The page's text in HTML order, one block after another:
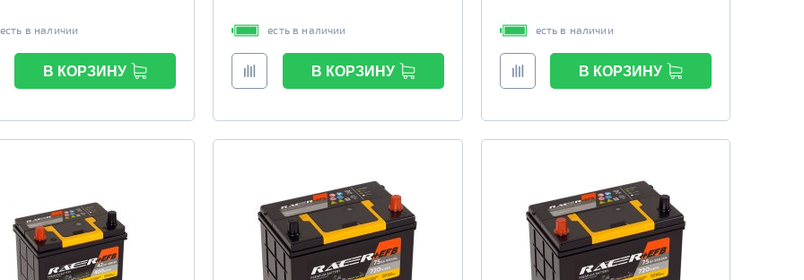
есть в наличии
В КОРЗИНУ
есть в наличии
В КОРЗИНУ
есть в наличии
В КОРЗИНУ